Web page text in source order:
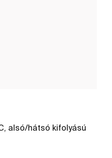
alsó/hátsó kifolyású